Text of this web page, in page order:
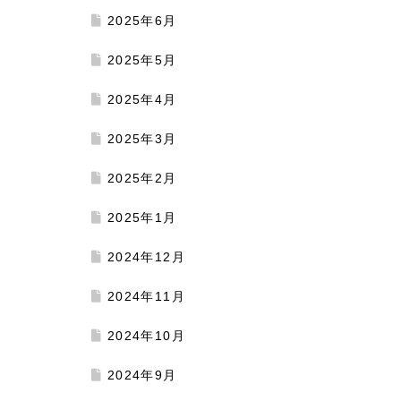
2025年6月
2025年5月
2025年4月
2025年3月
2025年2月
2025年1月
2024年12月
2024年11月
2024年10月
2024年9月